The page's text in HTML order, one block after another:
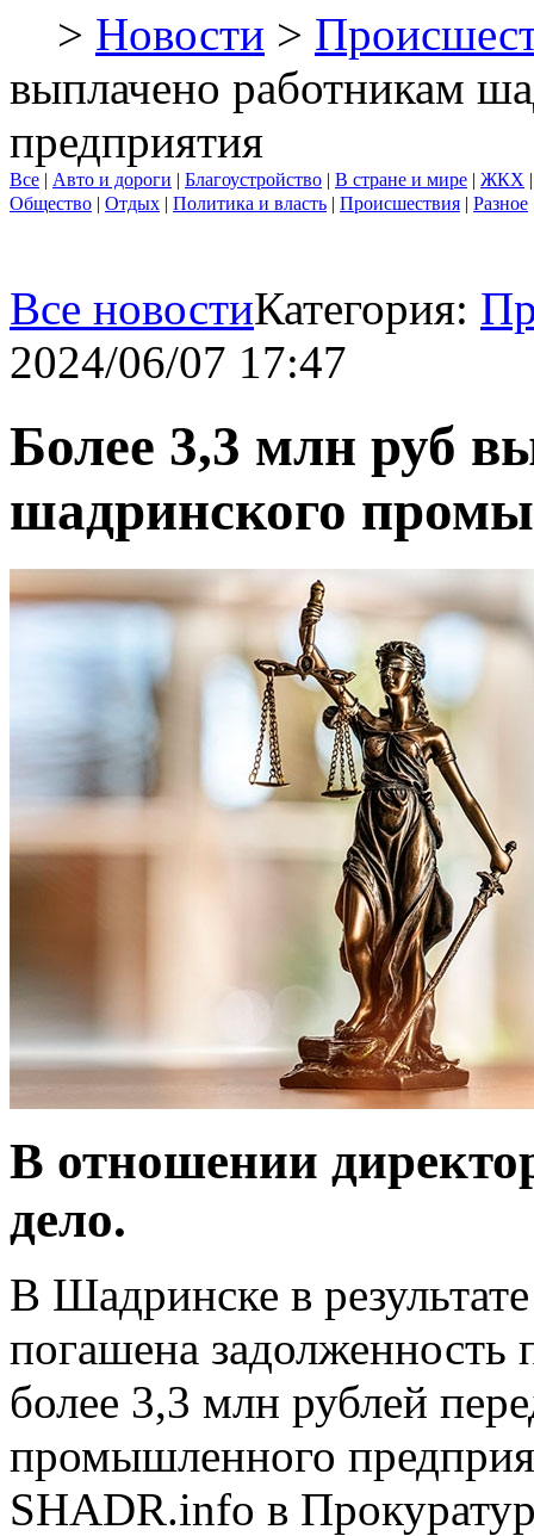
> Новости >
выплачено работникам
предприятия
Все | Авто и дороги | Благоустройство | В стране и мире | ЖКХ
Общество | Отдых | Политика и власть | Происшествия | Разное
Все новостиКатегория:
2024/06/07 17:47
Более 3,3 млн руб
шадринского
В отношении
дело.
В Шадринске в
погашена задолженность
более 3,3 млн рублей
промышленного
SHADR.info в